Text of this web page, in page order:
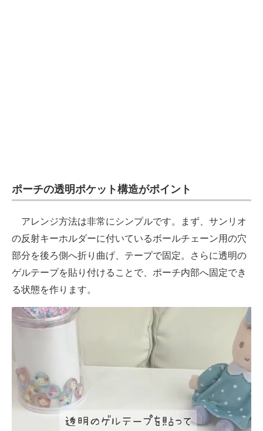
ポーチの透明ポケット構造がポイント
アレンジ方法は非常にシンプルです。まず、サンリオ
の反射キーホルダーに付いているボールチェーン用の穴
部分を後ろ側へ折り曲げ、テープで固定。さらに透明の
ゲルテープを貼り付けることで、ポーチ内部へ固定でき
る状態を作ります。